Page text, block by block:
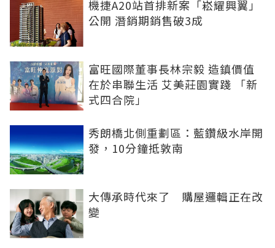
機捷A20站首排新案「崧耀興翼」
公開 潛銷期銷售破3成
富旺國際董事長林宗毅 造鎮價值
在於串聯生活 艾美莊園實踐 「新
式四合院」
秀朗橋北側重劃區：藍鑽級水岸開
發，10分鐘抵敦南
大傳承時代來了 購屋邏輯正在改
變